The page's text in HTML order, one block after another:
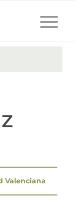
Valenciana